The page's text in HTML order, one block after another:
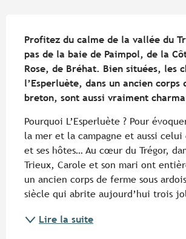
Profitez du calme de la vallée du
pas de la baie de Paimpol, de la
Rose, de Bréhat. Bien situées, les
l’Esperluète, dans un ancien corps
breton, sont aussi vraiment
Pourquoi L’Esperluète ? Pour
la mer et la campagne et aussi
et ses hôtes… Au cœur du Trégor,
Trieux, Carole et son mari ont
un ancien corps de ferme sous
siècle qui abrite aujourd’hui trois
Lire la suite